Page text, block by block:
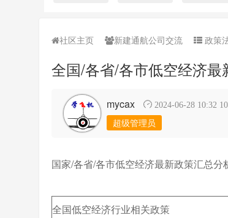
社区主页 新建通航公司交流 政策
全国/各省/各市低空经济
mycax 2024-06-28 10:32
超级管理员
国家/各省/各市低空经济最新政策汇总分
全国低空经济行业相关政策